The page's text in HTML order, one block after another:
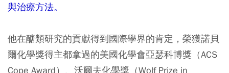
與治療方法。
他在醣類研究的貢獻得到國際學界的肯定，榮獲諾貝
爾化學獎得主都拿過的美國化學會亞瑟科博獎（ACS
Cope Award）、沃爾夫化學獎（Wolf Prize in